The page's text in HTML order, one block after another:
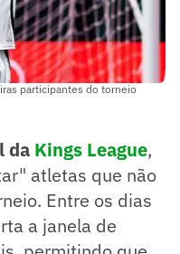
participantes do torneio
da Kings League,
atletas que não
Entre os dias
a janela de